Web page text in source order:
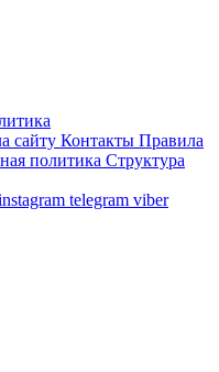
сайту Контакты Правила
политика Структура
telegram viber